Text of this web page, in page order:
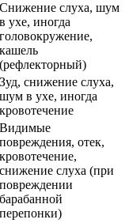
Снижение слуха, шум
в ухе, иногда
головокружение,
кашель
(рефлекторный)
Зуд, снижение слуха,
шум в ухе, иногда
кровотечение
Видимые
повреждения, отек,
кровотечение,
снижение слуха (при
повреждении
барабанной
перепонки)